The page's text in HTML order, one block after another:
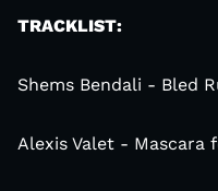
TRACKLIST:
Shems Bendali - Bled
Alexis Valet - Mascara